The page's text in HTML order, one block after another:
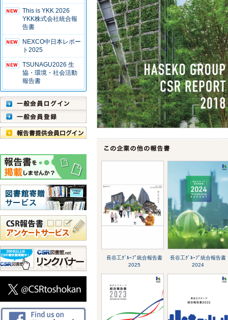
This is YKK 2026
YKK株式会社統合報
告書
NEXCO中日本レポー
ト2025
TSUNAGU2026 生
協・環境・社会活動
報告書
長谷工ｸﾞﾙｰﾌﾟ統合報告書
2025
長谷工ｸﾞﾙｰﾌﾟ統合報告書
2024